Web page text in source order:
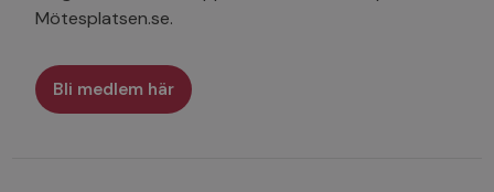
Mötesplatsen.se.
Bli medlem här